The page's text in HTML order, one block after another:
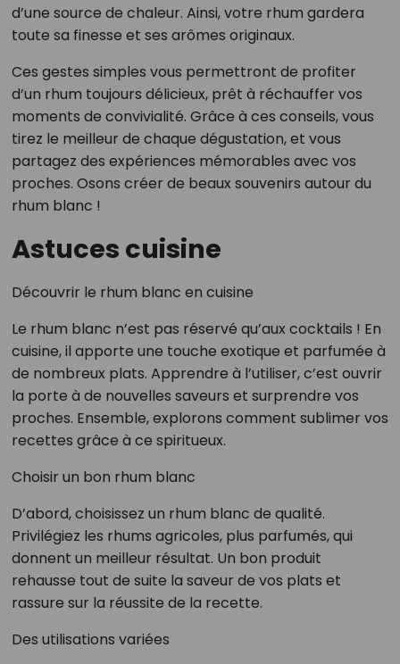
d’une source de chaleur. Ainsi, votre rhum gardera
toute sa finesse et ses arômes originaux.
Ces gestes simples vous permettront de profiter
d’un rhum toujours délicieux, prêt à réchauffer vos
moments de convivialité. Grâce à ces conseils, vous
tirez le meilleur de chaque dégustation, et vous
partagez des expériences mémorables avec vos
proches. Osons créer de beaux souvenirs autour du
rhum blanc !
Astuces cuisine
Découvrir le rhum blanc en cuisine
Le rhum blanc n’est pas réservé qu’aux cocktails ! En
cuisine, il apporte une touche exotique et parfumée à
de nombreux plats. Apprendre à l’utiliser, c’est ouvrir
la porte à de nouvelles saveurs et surprendre vos
proches. Ensemble, explorons comment sublimer vos
recettes grâce à ce spiritueux.
Choisir un bon rhum blanc
D’abord, choisissez un rhum blanc de qualité.
Privilégiez les rhums agricoles, plus parfumés, qui
donnent un meilleur résultat. Un bon produit
rehausse tout de suite la saveur de vos plats et
rassure sur la réussite de la recette.
Des utilisations variées